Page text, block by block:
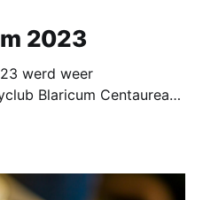
2023
werd weer
Blaricum Centaurea